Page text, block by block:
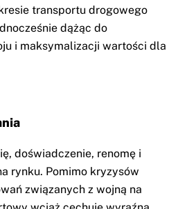
transportu drogowego
dążąc do
i maksymalizacji wartości dla
doświadczenie, renomę i
rynku. Pomimo kryzysów
związanych z wojną na